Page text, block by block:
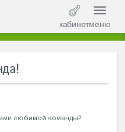
кабинетменю
любимой команды?